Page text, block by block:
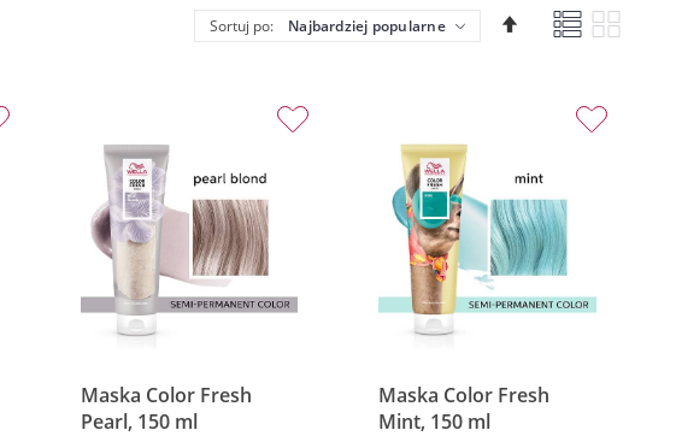
Lista
Sortuj po:
Ustaw
kierunek
Maska Color Fresh
Pearl, 150 ml
Maska Color Fresh
Mint, 150 ml